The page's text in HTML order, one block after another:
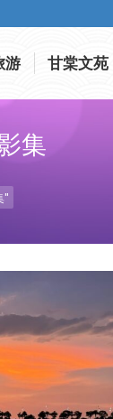
游 甘棠文苑
集
"
游 甘棠文苑